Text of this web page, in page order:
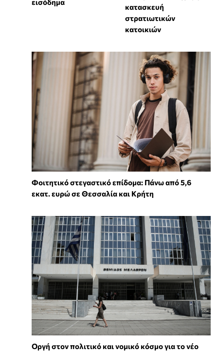
εισόδημα
κατασκευή
στρατιωτικών
κατοικιών
Φοιτητικό στεγαστικό επίδομα: Πάνω από 5,6
εκατ. ευρώ σε Θεσσαλία και Κρήτη
Οργή στον πολιτικό και νομικό κόσμο για το νέο